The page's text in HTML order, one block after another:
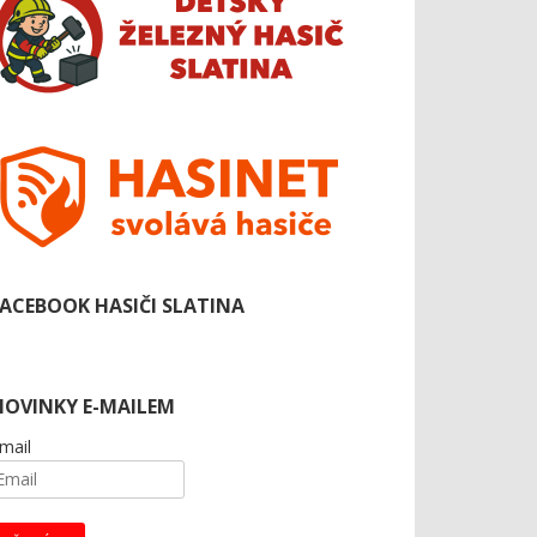
HASIČI SLATINA
E-MAILEM